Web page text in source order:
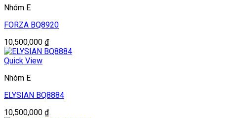
Nhóm E
FORZA BQ8920
10,500,000 ₫
Quick View
Nhóm E
ELYSIAN BQ8884
10,500,000 ₫